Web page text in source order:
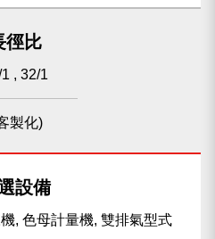
徑比
, 32/1
製化)
設備
, 色母計量機, 雙排氣型式